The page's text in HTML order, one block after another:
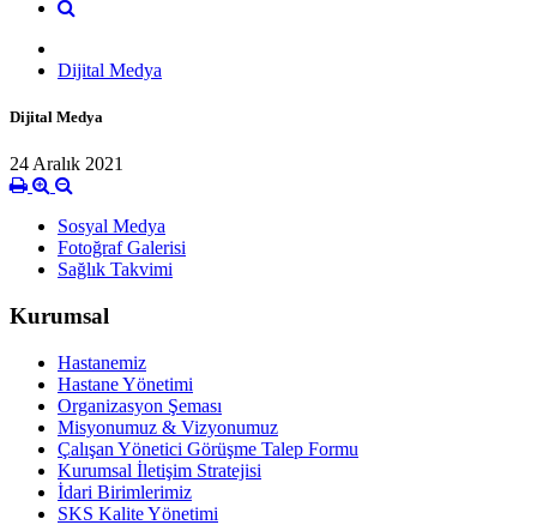
Dijital Medya
Dijital Medya
24 Aralık 2021
Sosyal Medya
Fotoğraf Galerisi
Sağlık Takvimi
Kurumsal
Hastanemiz
Hastane Yönetimi
Organizasyon Şeması
Misyonumuz & Vizyonumuz
Çalışan Yönetici Görüşme Talep Formu
Kurumsal İletişim Stratejisi
İdari Birimlerimiz
SKS Kalite Yönetimi